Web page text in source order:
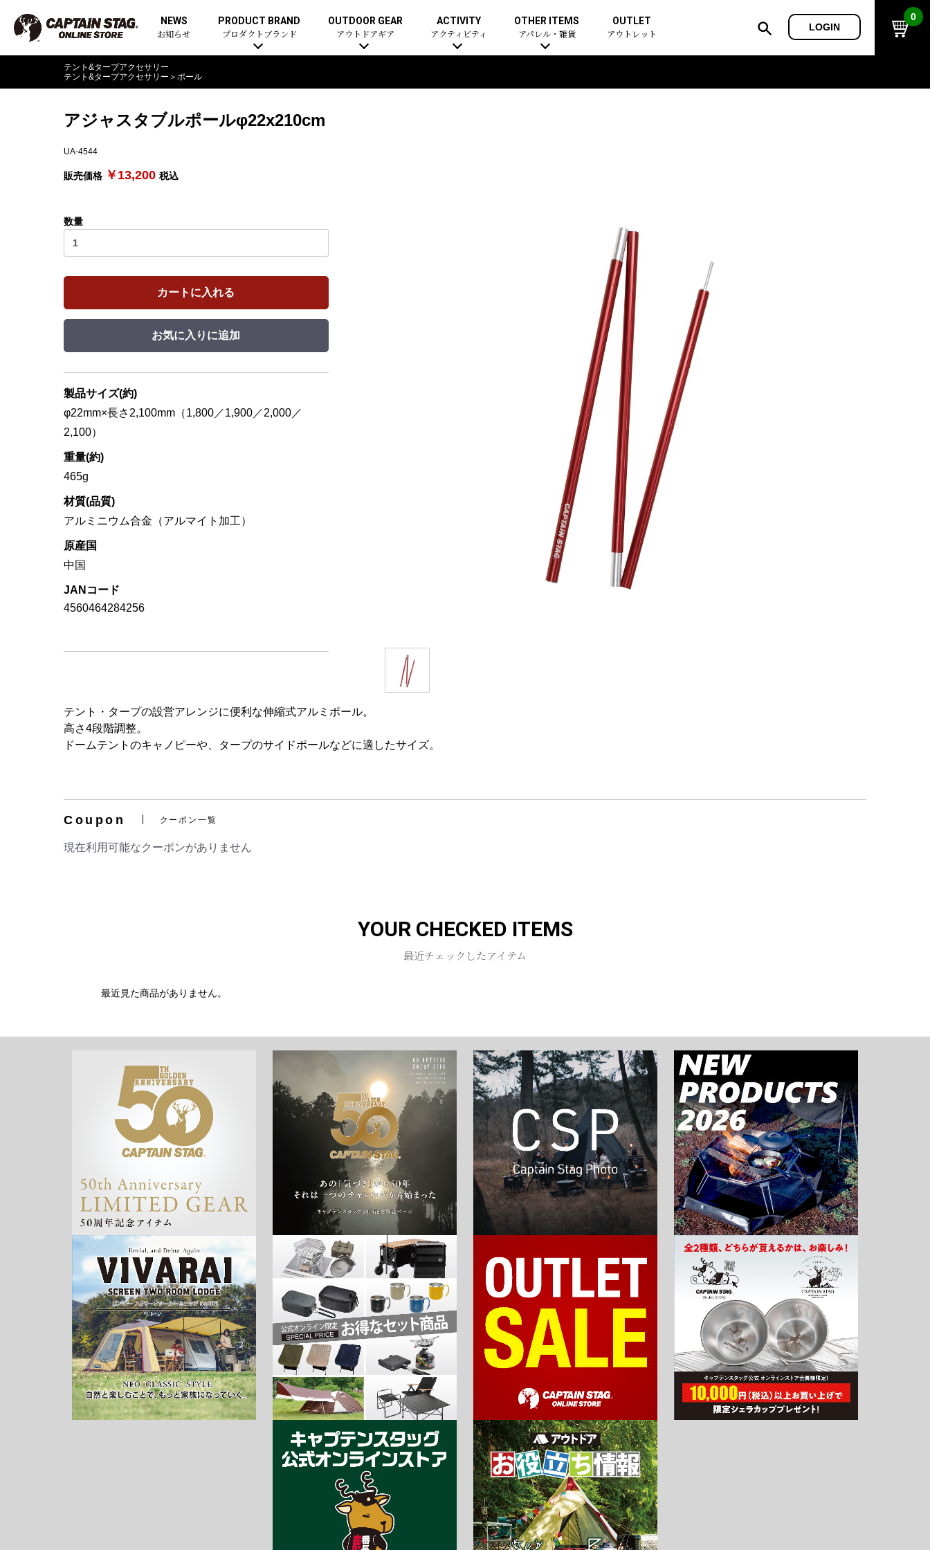
NEWS
お知らせ
PRODUCT BRAND
プロダクトブランド
OUTDOOR GEAR
アウトドアギア
ACTIVITY
アクティビティ
OTHER ITEMS
アパレル・雑貨
OUTLET
アウトレット
LOGIN
0
テント&タープアクセサリー
テント&タープアクセサリー ＞ ポール
アジャスタブルポールφ22x210cm
UA-4544
販売価格 ￥13,200 税込
数量
カートに入れる
お気に入りに追加
製品サイズ(約)
φ22mm×長さ2,100mm（1,800／1,900／2,000／
2,100）
重量(約)
465g
材質(品質)
アルミニウム合金（アルマイト加工）
原産国
中国
JANコード
4560464284256
テント・タープの設営アレンジに便利な伸縮式アルミポール。
高さ4段階調整。
ドームテントのキャノピーや、タープのサイドポールなどに適したサイズ。
Coupon クーポン一覧
現在利用可能なクーポンがありません
YOUR CHECKED ITEMS
最近チェックしたアイテム
最近見た商品がありません。